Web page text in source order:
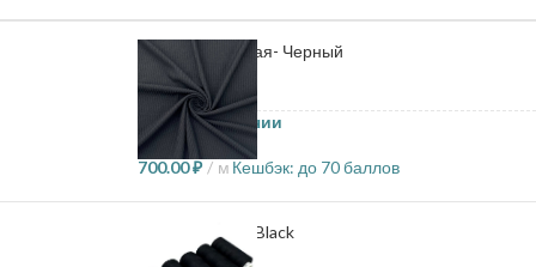
Лапша вискозная- Черный
700.00₽ м Кешбэк: до 70 баллов
16.1 в наличии
Нитки Dor tak - Black